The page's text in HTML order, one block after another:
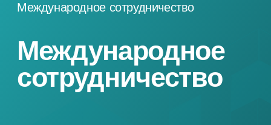
сотрудничество